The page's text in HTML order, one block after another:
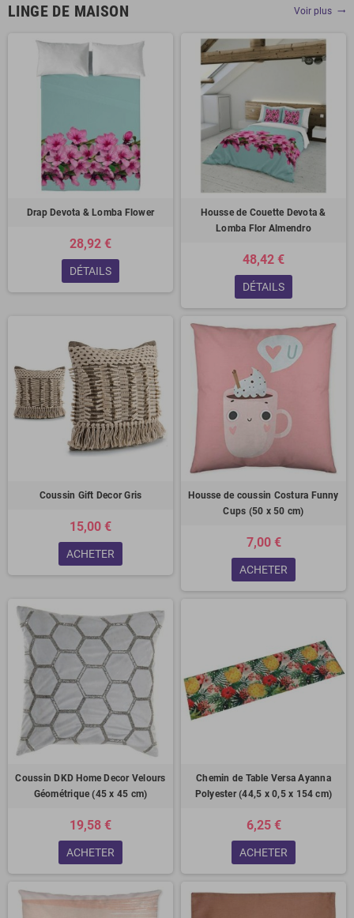
LINGE DE MAISON Voir plus trending_flat
Drap Devota & Lomba Flower
28,92 €
DÉTAILS
Housse de Couette Devota &
Lomba Flor Almendro
48,42 €
DÉTAILS
Coussin Gift Decor Gris
15,00 €
ACHETER
Housse de coussin Costura Funny
Cups (50 x 50 cm)
7,00 €
ACHETER
Coussin DKD Home Decor Velours
Géométrique (45 x 45 cm)
19,58 €
ACHETER
Chemin de Table Versa Ayanna
Polyester (44,5 x 0,5 x 154 cm)
6,25 €
ACHETER